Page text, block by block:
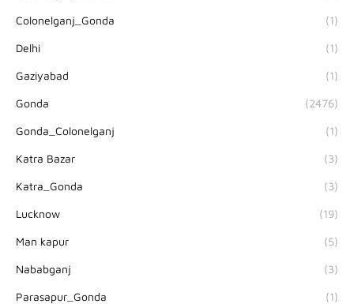
Colonelganj_Gonda (1)
Delhi (1)
Gaziyabad (1)
Gonda (2476)
Gonda_Colonelganj (1)
Katra Bazar (3)
Katra_Gonda (3)
Lucknow (19)
Man kapur (5)
Nababganj (3)
Parasapur_Gonda (1)